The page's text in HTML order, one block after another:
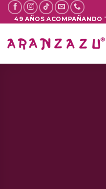
Saltar
49 AÑOS ACOMPAÑANDO